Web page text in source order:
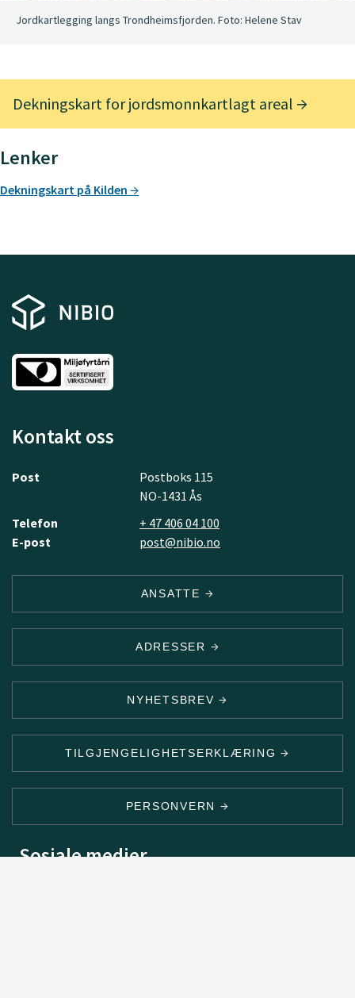
Jordkartlegging langs Trondheimsfjorden. Foto: Helene Stav
Dekningskart for jordsmonnkartlagt areal
Lenker
Dekningskart på Kilden
Kontakt oss
Post
Postboks 115
NO-1431 Ås
Telefon
+ 47 406 04 100
E-post
post@nibio.no
ANSATTE
ADRESSER
NYHETSBREV
TILGJENGELIGHETSERKLÆRING
PERSONVERN
Sosiale medier